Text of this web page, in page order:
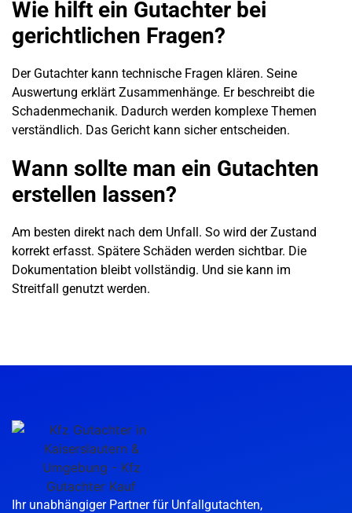
Wie hilft ein Gutachter bei
gerichtlichen Fragen?
Der Gutachter kann technische Fragen klären. Seine
Auswertung erklärt Zusammenhänge. Er beschreibt die
Schadenmechanik. Dadurch werden komplexe Themen
verständlich. Das Gericht kann sicher entscheiden.
Wann sollte man ein Gutachten
erstellen lassen?
Am besten direkt nach dem Unfall. So wird der Zustand
korrekt erfasst. Spätere Schäden werden sichtbar. Die
Dokumentation bleibt vollständig. Und sie kann im
Streitfall genutzt werden.
Ihr unabhängiger Partner für Unfallgutachten,